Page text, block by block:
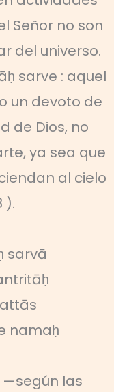
Señor no son
del universo.
sarve : aquel
un devoto de
de Dios, no
ya sea que
al cielo
).
sarvā
namaḥ
las